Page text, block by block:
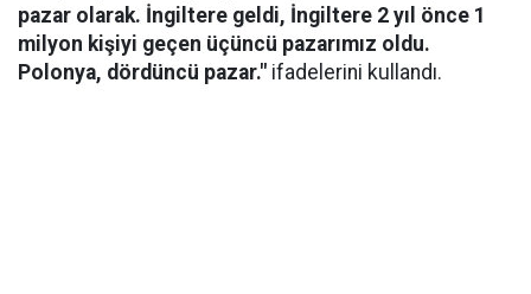
pazar olarak. İngiltere geldi, İngiltere 2 yıl önce 1
milyon kişiyi geçen üçüncü pazarımız oldu.
Polonya, dördüncü pazar." ifadelerini kullandı.